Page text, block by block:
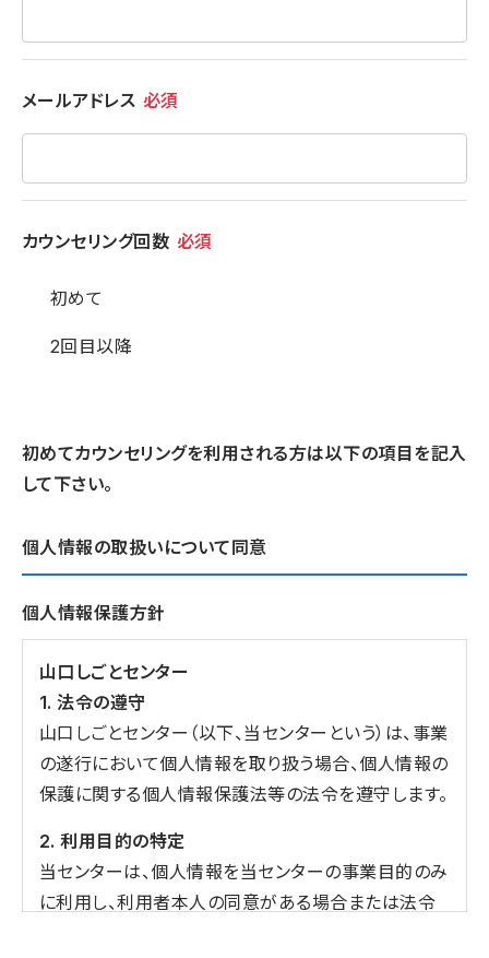
メールアドレス 必須
カウンセリング回数 必須
初めて
2回目以降
初めてカウンセリングを利用される方は以下の項目を記入
して下さい。
個人情報の取扱いについて同意
個人情報保護方針
山口しごとセンター
1. 法令の遵守
山口しごとセンター（以下、当センターという）は、事業
の遂行において個人情報を取り扱う場合、個人情報の
保護に関する個人情報保護法等の法令を遵守します。
2. 利用目的の特定
当センターは、個人情報を当センターの事業目的のみ
に利用し、利用者本人の同意がある場合または法令